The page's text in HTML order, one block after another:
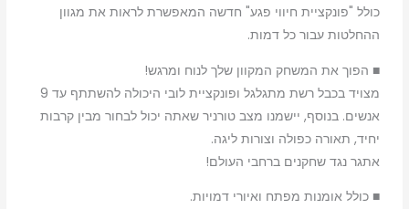
כולל "פונקציית חיווי פגע" חדשה המאפשרת לראות את מגוון
ההחלטות עבור כל דמות.
■ הפוך את המשחק המקוון שלך לנוח ומרגש!
מצויד בכבל רשת מתגלגל ופונקציית לובי היכולה להשתתף עד 9
אנשים. בנוסף, יישמנו מצב טורניר שאתה יכול לבחור מבין קרבות
יחיד, תאורה כפולה וצורות ליגה.
אתגר נגד שחקנים ברחבי העולם!
■ כולל אומנות מפתח ואיורי דמויות.